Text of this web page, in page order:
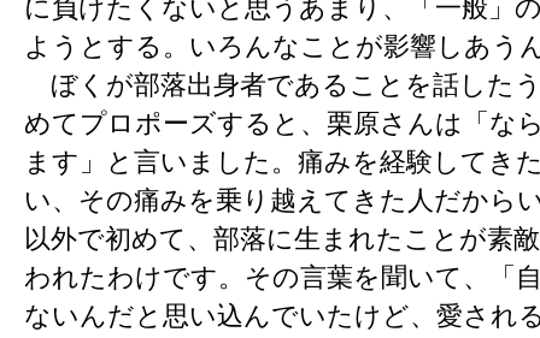
に負けたくないと思うあまり、「一般」
ようとする。いろんなことが影響しあう
ぼくが部落出身者であることを話した
めてプロポーズすると、栗原さんは「な
ます」と言いました。痛みを経験してき
い、その痛みを乗り越えてきた人だから
以外で初めて、部落に生まれたことが素
われたわけです。その言葉を聞いて、「
ないんだと思い込んでいたけど、愛され